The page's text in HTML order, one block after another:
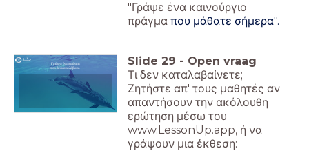
"Γράψε ένα καινούργιο
πράγμα που μάθατε σήμερα".
Γράψτε ένα πράγμα
που δεν καταλάβατε.
Slide 29 - Open vraag
Τι δεν καταλαβαίνετε;
Ζητήστε απ' τους μαθητές αν
απαντήσουν την ακόλουθη
ερώτηση μέσω του
www.LessonUp.app, ή να
γράψουν μια έκθεση: